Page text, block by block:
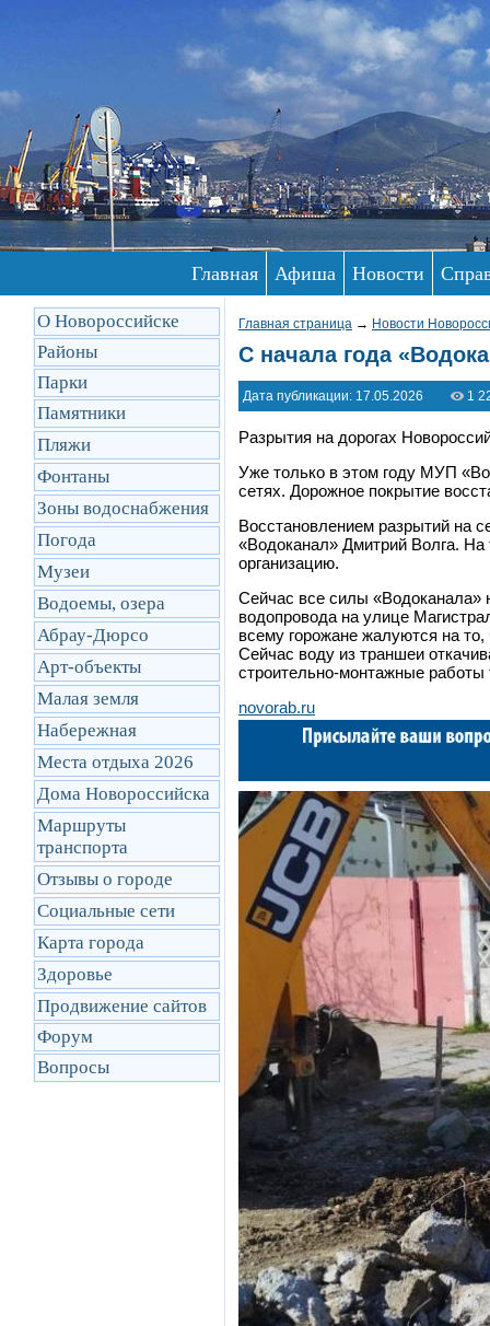
Главная Афиша Новости
О Новороссийске
Районы
Парки
Памятники
Пляжи
Фонтаны
Зоны водоснабжения
Погода
Музеи
Водоемы, озера
Абрау-Дюрсо
Арт-объекты
Малая земля
Набережная
Места отдыха 2026
Дома Новороссийска
Маршруты
транcпорта
Отзывы о городе
Социальные сети
Карта города
Здоровье
Продвижение сайтов
Форум
Вопросы
Главная страница → Новости
С начала года
Дата публикации: 17.05.2026 1
Разрытия на дорогах
Уже только в этом году МУП
сетях. Дорожное покрытие
Восстановлением разрытий на
«Водоканал» Дмитрий Волга. На
организацию.
Сейчас все силы «Водоканала»
водопровода на улице
всему горожане жалуются на
Сейчас воду из траншеи
строительно-монтажные
novorab.ru